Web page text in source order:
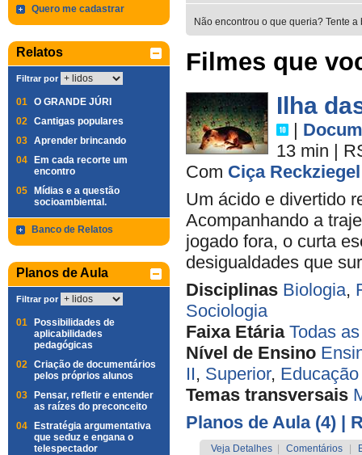
Quero me cadastrar
Relatos
Filtrar por
01 O GRANDE JÚRI
02 Cantigas populares
03 Aprender brincando
04
Em cada recorte um
encontro
05
Mídias e a questão
socioambiental.
Banco de Relatos
Planos de Aula
Filtrar por
01
Possibilidades de
aplicabilidades
pedagógicas
02 Criação de documentários
pelos próprios alunos
03
Pensar, refletir e entender
as raízes do preconceito
04
Estratégia argumentativa
que seduz e engana o
telespectador
Não encontrou o que queria? Tente
Filmes que
Ilha
|
13 min |
Com Ciça Reckziegel
Um ácido e divertido
Acompanhando a
jogado fora, o curta
desigualdades que
Disciplinas Biologia,
Sociologia
Faixa Etária Todas
Nível de Ensino
II, Superior,
Temas transversais
Planos de Aula (4) |
Veja Detalhes Comentários